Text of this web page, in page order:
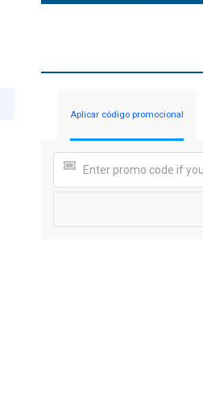
Aplicar código promocional